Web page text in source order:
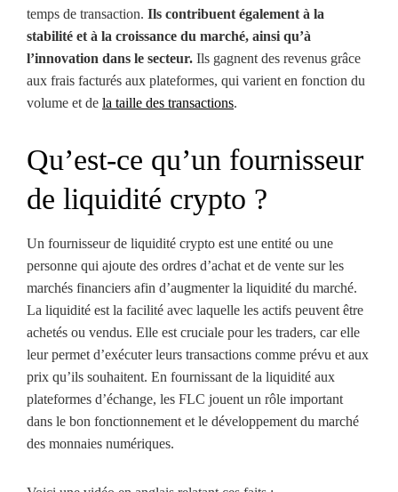
temps de transaction. Ils contribuent également à la
stabilité et à la croissance du marché, ainsi qu’à
l’innovation dans le secteur. Ils gagnent des revenus grâce
aux frais facturés aux plateformes, qui varient en fonction du
volume et de la taille des transactions.
Qu’est-ce qu’un fournisseur
de liquidité crypto ?
Un fournisseur de liquidité crypto est une entité ou une
personne qui ajoute des ordres d’achat et de vente sur les
marchés financiers afin d’augmenter la liquidité du marché.
La liquidité est la facilité avec laquelle les actifs peuvent être
achetés ou vendus. Elle est cruciale pour les traders, car elle
leur permet d’exécuter leurs transactions comme prévu et aux
prix qu’ils souhaitent. En fournissant de la liquidité aux
plateformes d’échange, les FLC jouent un rôle important
dans le bon fonctionnement et le développement du marché
des monnaies numériques.